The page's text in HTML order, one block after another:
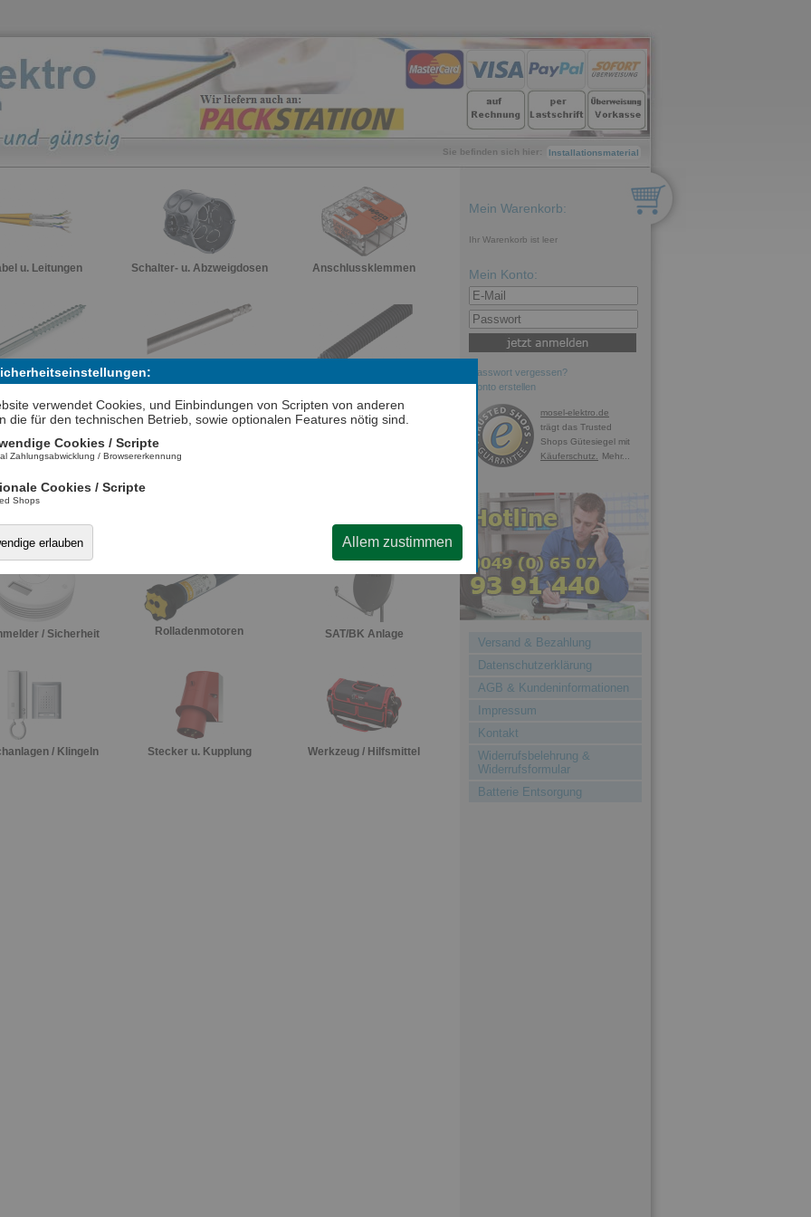
verwendet Cookies, und Einbindungen von Scripten von anderen
die für den technischen Betrieb, sowie optionalen Features nötig sind.
Cookies / Scripte
Zahlungsabwicklung / Browsererkennung
Cookies / Scripte
Shops
erlauben Allem zustimmen
Sie befinden sich hier: Installationsmaterial
u. Leitungen Schalter- u. Abzweigdosen Anschlussklemmen
Rohre u. Kanäle
Lampen / BW-Melde
/ Sicherheit Rolladenmotoren SAT/BK Anlage
/ Klingeln Stecker u. Kupplung Werkzeug / Hilfsmittel
Mein Warenkorb:
Ihr Warenkorb ist leer
Mein Konto:
Passwort vergessen?
Konto erstellen
mosel-elektro.de
trägt das Trusted
Shops Gütesiegel mit
Käuferschutz.
Mehr...
Versand & Bezahlung
Datenschutzerklärung
AGB & Kundeninformationen
Impressum
Kontakt
Widerrufsbelehrung &
Widerrufsformular
Batterie Entsorgung